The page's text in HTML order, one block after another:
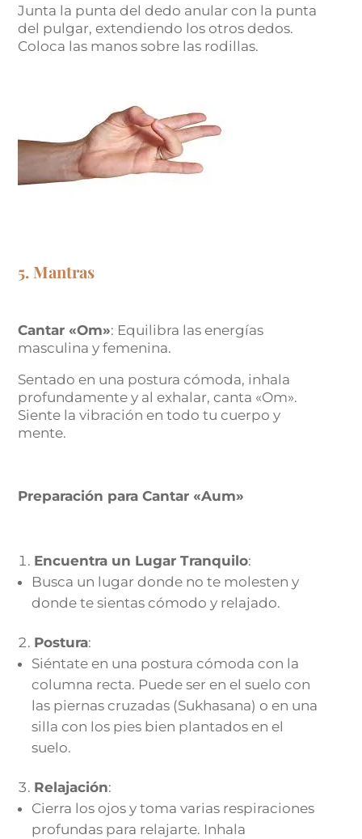
Junta la punta del dedo anular con la punta
del pulgar, extendiendo los otros dedos.
Coloca las manos sobre las rodillas.
5. Mantras
Cantar «Om»: Equilibra las energías
masculina y femenina.
Sentado en una postura cómoda, inhala
profundamente y al exhalar, canta «Om».
Siente la vibración en todo tu cuerpo y
mente.
Preparación para Cantar «Aum»
Encuentra un Lugar Tranquilo:
Busca un lugar donde no te molesten y
donde te sientas cómodo y relajado.
Postura:
Siéntate en una postura cómoda con la
columna recta. Puede ser en el suelo con
las piernas cruzadas (Sukhasana) o en una
silla con los pies bien plantados en el
suelo.
Relajación:
Cierra los ojos y toma varias respiraciones
profundas para relajarte. Inhala